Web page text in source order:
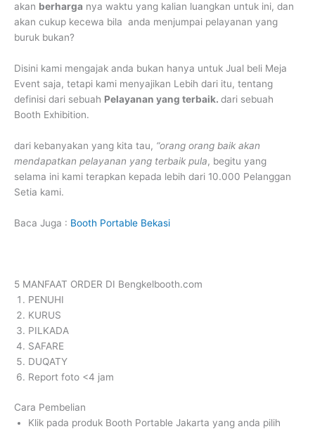
akan berharga nya waktu yang kalian luangkan untuk ini, dan
akan cukup kecewa bila anda menjumpai pelayanan yang
buruk bukan?
Disini kami mengajak anda bukan hanya untuk Jual beli Meja
Event saja, tetapi kami menyajikan Lebih dari itu, tentang
definisi dari sebuah Pelayanan yang terbaik. dari sebuah
Booth Exhibition.
dari kebanyakan yang kita tau, “orang orang baik akan
mendapatkan pelayanan yang terbaik pula, begitu yang
selama ini kami terapkan kepada lebih dari 10.000 Pelanggan
Setia kami.
Baca Juga : Booth Portable Bekasi
5 MANFAAT ORDER DI Bengkelbooth.com
PENUHI
KURUS
PILKADA
SAFARE
DUQATY
Report foto <4 jam
Cara Pembelian
Klik pada produk Booth Portable Jakarta yang anda pilih